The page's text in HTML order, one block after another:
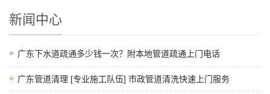
新闻中心
广东下水道疏通多少钱一次？附本地管道疏通上门电话
广东管道清理 [专业施工队伍] 市政管道清洗快速上门服务